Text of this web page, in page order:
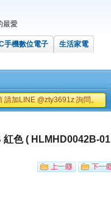
最愛
手機數位電子
生活家電
請加LINE @zty3691z 詢問。
色 ( HLMHD0042B-01